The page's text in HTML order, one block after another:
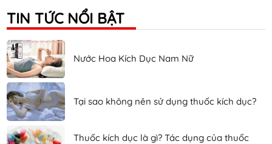
TIN TỨC NỔI BẬT
Nước Hoa Kích Dục Nam Nữ
Tại sao không nên sử dụng thuốc kích dục?
Thuốc kích dục là gì? Tác dụng của thuốc